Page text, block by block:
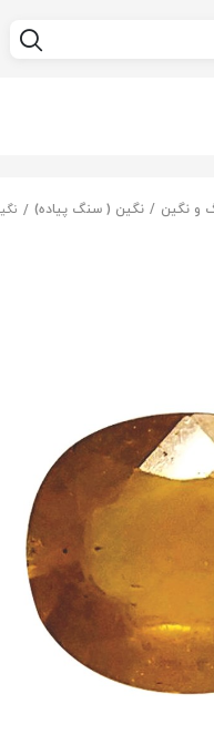
و نگین نگین ( سنگ پیاده)